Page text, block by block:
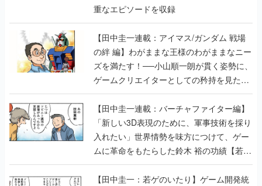
重なエピソードを収録
【田中圭一連載：アイマス/ガンダム 戦場
の絆 編】わがままな王様のわがままなニー
ズを満たす！──小山順一朗が貫く姿勢に、
ゲームクリエイターとしての矜持を見た
【若ゲのいたり最終回】
【田中圭一連載：バーチャファイター編】
「新しい3D表現のために、軍事技術を採り
入れたい」世界情勢を味方につけて、ゲー
ムに革命をもたらした鈴木 裕の功績【若ゲ
のいたり】
【田中圭一：若ゲのいたり】ゲーム開発統